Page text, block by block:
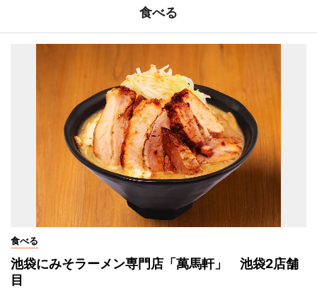
食べる
食べる
池袋にみそラーメン専門店「萬馬軒」 池袋2店舗
目